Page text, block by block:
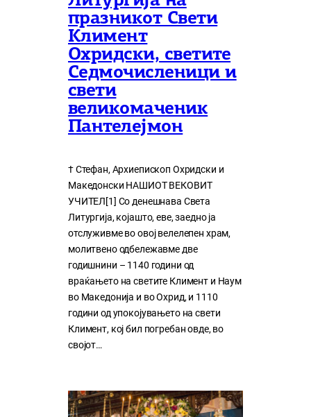
празникот Свети
Климент
Охридски, светите
Седмочисленици и
свети
великомаченик
Пантелејмон
† Стефан, Архиепископ Охридски и
Македонски НАШИОТ ВЕКОВИТ
УЧИТЕЛ[1] Со денешнава Света
Литургија, којашто, еве, заедно ја
отслуживме во овој велелепен храм,
молитвено одбележавме две
годишнини – 1140 години од
враќањето на светите Климент и Наум
во Македонија и во Охрид, и 1110
години од упокојувањето на свети
Климент, кој бил погребан овде, во
својот…